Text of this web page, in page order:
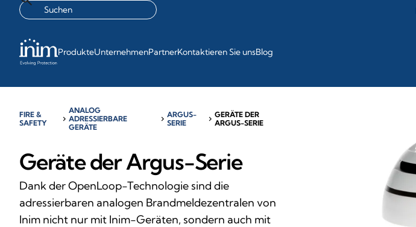
ProdukteUnternehmenPartnerKontaktieren Sie unsBlog
FIRE &
SAFETY
chevron_right
ANALOG
ADRESSIERBARE
GERÄTE
chevron_rightARGUS-
SERIE
chevron_rightGERÄTE DER
ARGUS-SERIE
Geräte der Argus-Serie
Dank der OpenLoop-Technologie sind die
adressierbaren analogen Brandmeldezentralen von
Inim nicht nur mit Inim-Geräten, sondern auch mit